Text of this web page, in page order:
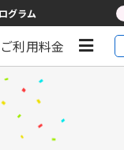
グラム
ご利用料金